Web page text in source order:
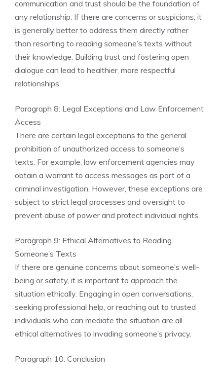
communication and trust should be the foundation of
any relationship. If there are concerns or suspicions, it
is generally better to address them directly rather
than resorting to reading someone’s texts without
their knowledge. Building trust and fostering open
dialogue can lead to healthier, more respectful
relationships.
Paragraph 8: Legal Exceptions and Law Enforcement
Access
There are certain legal exceptions to the general
prohibition of unauthorized access to someone’s
texts. For example, law enforcement agencies may
obtain a warrant to access messages as part of a
criminal investigation. However, these exceptions are
subject to strict legal processes and oversight to
prevent abuse of power and protect individual rights.
Paragraph 9: Ethical Alternatives to Reading
Someone’s Texts
If there are genuine concerns about someone’s well-
being or safety, it is important to approach the
situation ethically. Engaging in open conversations,
seeking professional help, or reaching out to trusted
individuals who can mediate the situation are all
ethical alternatives to invading someone’s privacy.
Paragraph 10: Conclusion